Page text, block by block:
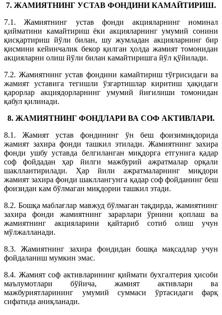
7. ЖАМИЯТНИНГ УСТАВ ФОНДИНИ КАМАЙТИРИШ.
7.1. Жамиятнинг устав фонди акцияларнинг номинал
қийматини камайтириш ёки акцияларнинг умумий сонини
қисқартириш йўли билан, шу жумладан акцияларнинг бир
қисмини кейинчалик бекор қилган ҳолда жамият томонидан
акцияларни олиш йўли билан камайтиришга йўл қўйилади.
7.2. Жамиятнинг устав фондини камайтириш тўғрисидаги ва
жамият уставига тегишли ўзгартишлар киритиш ҳақидаги
қарорлар акциядорларнинг умумий йиғилиши томонидан
қабул қилинади.
8. ЖАМИЯТНИНГ ФОНДЛАРИ ВА СОФ АКТИВЛАРИ.
8.1. Жамият устав фондининг ўн беш фоизимиқдорида
жамият захира фонди ташкил этилади. Жамиятнинг захира
фонди ушбу уставда белгиланган миқдорга етгунига қадар
соф фойдадан ҳар йилги мажбурий ажратмалар орқали
шакллантирилади. Ҳар йили ажратмаларнинг миқдори
жамият захира фонди шакллангунга қадар соф фойданинг беш
фоизидан кам бўлмаган миқдорни ташкил этади.
8.2. Бошқа маблағлар мавжуд бўлмаган тақдирда, жамиятнинг
захира фонди жамиятнинг зарарлари ўрнини қоплаш ва
жамиятнинг акцияларини қайтариб сотиб олиш учун
мўлжалланади.
8.3. Жамиятнинг захира фондидан бошқа мақсадлар учун
фойдаланиш мумкин эмас.
8.4. Жамият соф активларининг қиймати бухгалтерия ҳисоби
маълумотлари бўйича, жамият активлари ва
мажбуриятларининг умумий суммаси ўртасидаги фарқ
сифатида аниқланади.